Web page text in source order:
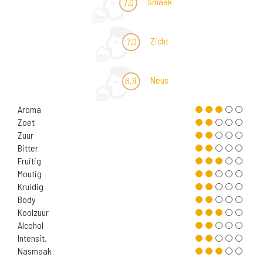
7,0 Zicht
6,8 Neus
Aroma
Zoet
Zuur
Bitter
Fruitig
Moutig
Kruidig
Body
Koolzuur
Alcohol
Intensit.
Nasmaak